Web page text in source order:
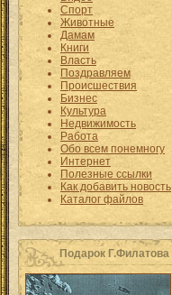
Спорт
Животные
Дамам
Книги
Власть
Поздравляем
Происшествия
Бизнес
Культура
Недвижимость
Работа
Обо всем понемногу
Интернет
Полезные ссылки
Как добавить новость
Каталог файлов
Подарок Г.Филатова